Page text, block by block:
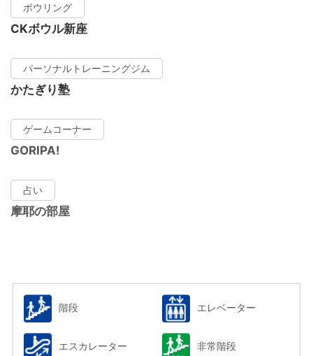
ボウリング
CKボウル新座
パーソナルトレーニングジム
かたぎり塾
ゲームコーナー
GORIPA!
占い
摩耶の部屋
階段 エレベーター
エスカレーター 非常階段